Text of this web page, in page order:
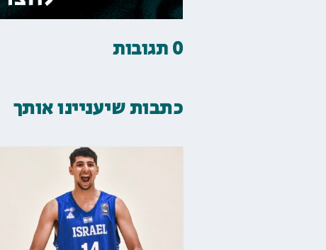
0 תגובות
כתבות שיעניינו אותך